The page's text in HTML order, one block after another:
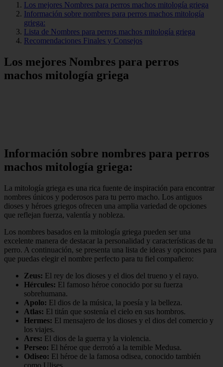
Los mejores Nombres para perros machos mitología griega
Información sobre nombres para perros machos mitología
griega:
Lista de Nombres para perros machos mitología griega
Recomendaciones Finales y Consejos
Los mejores Nombres para perros
machos mitología griega
Información sobre nombres para perros
machos mitología griega:
La mitología griega es una rica fuente de inspiración para encontrar
nombres únicos y poderosos para tu perro macho. Los antiguos
dioses y héroes griegos ofrecen una amplia variedad de opciones
que reflejan fuerza, valentía y nobleza.
Los nombres basados en la mitología griega pueden ser una
excelente manera de destacar la personalidad y características de tu
perro. A continuación, se presenta una lista de ideas y opciones para
que puedas elegir el nombre perfecto para tu fiel compañero:
Zeus: El rey de los dioses y el dios del trueno y el rayo.
Hércules: El famoso héroe conocido por su fuerza
sobrehumana.
Apolo: El dios de la música, la poesía y la belleza.
Atlas: El titán que sostenía el cielo en sus hombros.
Hermes: El mensajero de los dioses y el dios del comercio y
los viajes.
Ares: El dios de la guerra y la violencia.
Perseo: El héroe que derrotó a la temible Medusa.
Odiseo: El héroe de la famosa odisea, conocido también
como Ulises.